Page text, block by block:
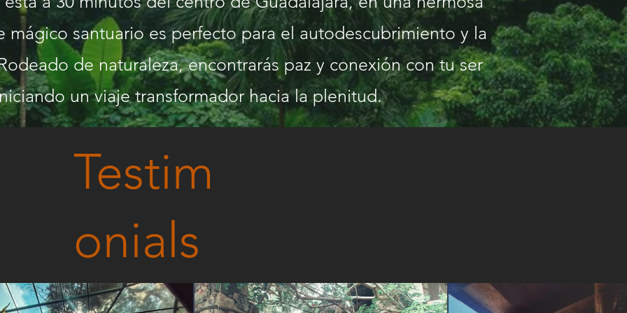
mágico santuario es perfecto para el autodescubrimiento y la
de naturaleza, encontrarás paz y conexión con tu ser
un viaje transformador hacia la plenitud.
Testim
onials